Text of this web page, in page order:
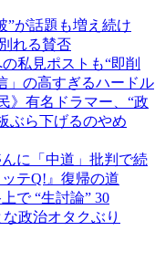
”が話題も増え続け
れる賛否
私見ポストも“即削
」の高すぎるハードル
》有名ドラマー、“政
ぶら下げるのやめ
に「中道」批判で続
テQ!』復帰の道
で “生討論” 30
政治オタクぶり